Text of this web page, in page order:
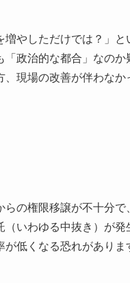
やしただけでは？」と
政治的な都合」なのか
現場の改善が伴わなか
の権限移譲が不十分で
いわゆる中抜き）が発
低くなる恐れがありま